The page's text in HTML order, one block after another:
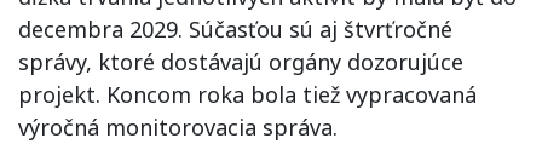
decembra 2029. Súčasťou sú aj štvrťročné
správy, ktoré dostávajú orgány dozorujúce
projekt. Koncom roka bola tiež vypracovaná
výročná monitorovacia správa.